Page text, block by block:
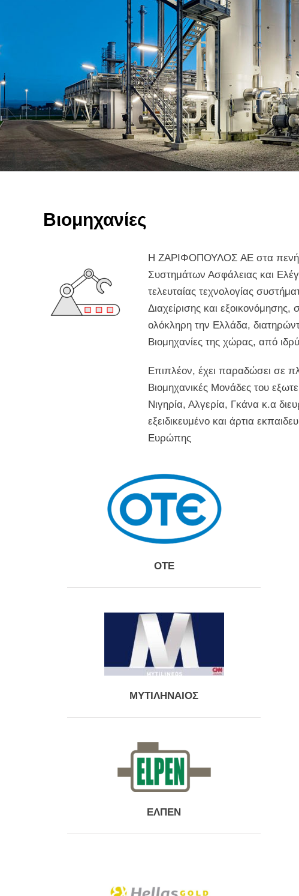
Βιομηχανίες
Η ΖΑΡΙΦΟΠΟΥΛΟΣ ΑΕ στα
Συστημάτων Ασφάλειας και
τελευταίας τεχνολογίας
Διαχείρισης και
ολόκληρη την Ελλάδα,
Βιομηχανίες της χώρας, από
Επιπλέον, έχει παραδώσει σε
Βιομηχανικές Μονάδες του
Νιγηρία, Αλγερία, Γκάνα κ.α
εξειδικευμένο και άρτια
Ευρώπης
ΟΤΕ
ΜΥΤΙΛΗΝΑΙΟΣ
ΕΛΠΕΝ